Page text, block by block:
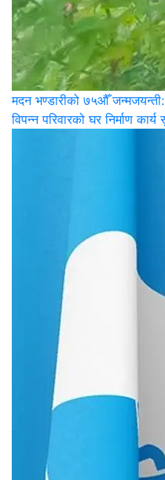
मदन भण्डारीको ७५औँ जन्मजयन्ती:
विपन्न परिवारको घर निर्माण